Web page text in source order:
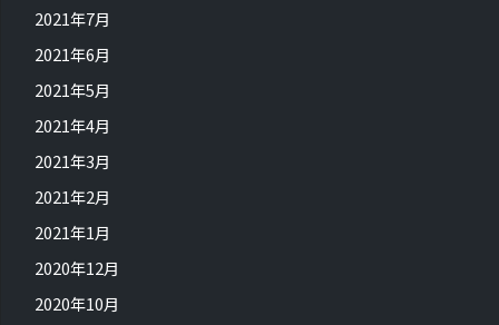
2021年7月
2021年6月
2021年5月
2021年4月
2021年3月
2021年2月
2021年1月
2020年12月
2020年10月